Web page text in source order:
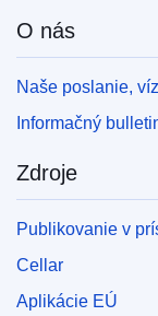
O nás
Naše poslanie,
Informačný
Zdroje
Publikovanie v
Cellar
Aplikácie EÚ